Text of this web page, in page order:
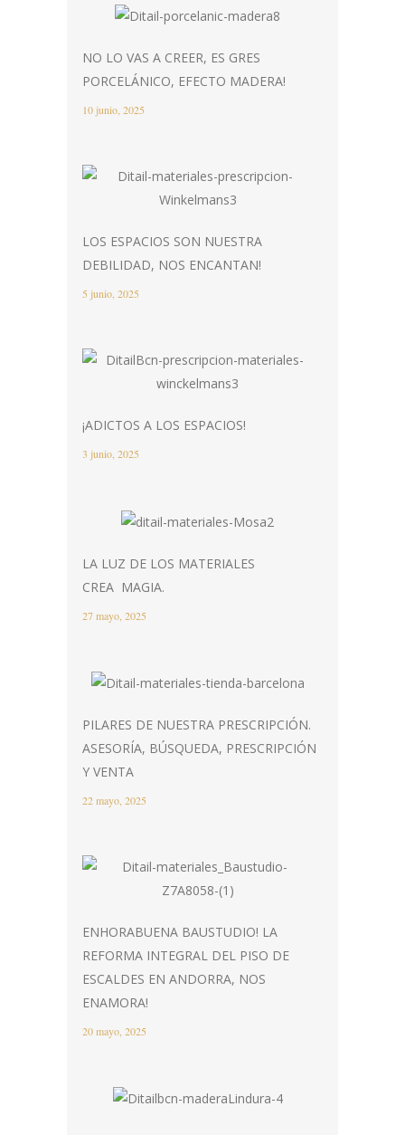
NO LO VAS A CREER, ES GRES
PORCELÁNICO, EFECTO MADERA!
10 junio, 2025
LOS ESPACIOS SON NUESTRA
DEBILIDAD, NOS ENCANTAN!
5 junio, 2025
¡ADICTOS A LOS ESPACIOS!
3 junio, 2025
LA LUZ DE LOS MATERIALES
CREA MAGIA.
27 mayo, 2025
PILARES DE NUESTRA PRESCRIPCIÓN.
ASESORÍA, BÚSQUEDA, PRESCRIPCIÓN
Y VENTA
22 mayo, 2025
ENHORABUENA BAUSTUDIO! LA
REFORMA INTEGRAL DEL PISO DE
ESCALDES EN ANDORRA, NOS
ENAMORA!
20 mayo, 2025